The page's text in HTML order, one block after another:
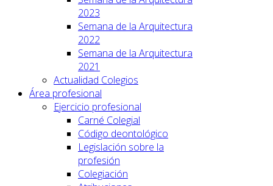
2023
Semana de la Arquitectura
2022
Semana de la Arquitectura
2021
Actualidad Colegios
Área profesional
Ejercicio profesional
Carné Colegial
Código deontológico
Legislación sobre la
profesión
Colegiación